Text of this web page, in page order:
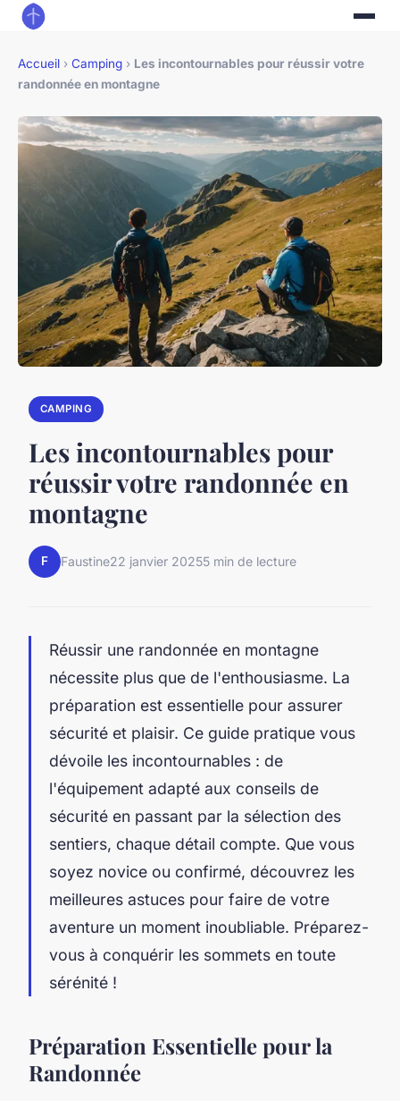
Accueil › Camping › Les incontournables pour réussir votre
randonnée en montagne
CAMPING
Les incontournables pour
réussir votre randonnée en
montagne
F Faustine22 janvier 20255 min de lecture
Réussir une randonnée en montagne
nécessite plus que de l'enthousiasme. La
préparation est essentielle pour assurer
sécurité et plaisir. Ce guide pratique vous
dévoile les incontournables : de
l'équipement adapté aux conseils de
sécurité en passant par la sélection des
sentiers, chaque détail compte. Que vous
soyez novice ou confirmé, découvrez les
meilleures astuces pour faire de votre
aventure un moment inoubliable. Préparez-
vous à conquérir les sommets en toute
sérénité !
Préparation Essentielle pour la
Randonnée